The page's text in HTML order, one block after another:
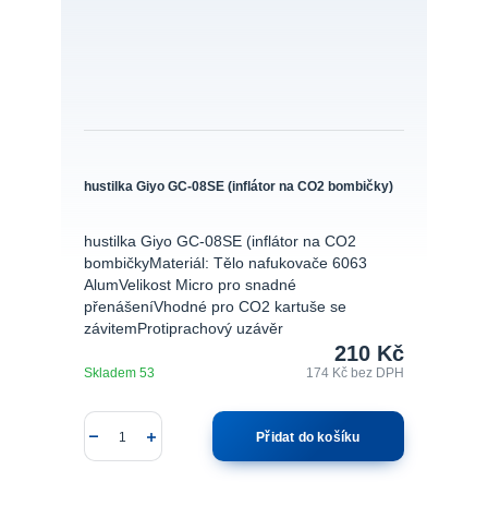
hustilka Giyo GC-08SE (inflátor na CO2 bombičky)
hustilka Giyo GC-08SE (inflátor na CO2
bombičkyMateriál: Tělo nafukovače 6063
AlumVelikost Micro pro snadné
přenášeníVhodné pro CO2 kartuše se
závitemProtiprachový uzávěr
210 Kč
174 Kč bez DPH
Skladem 53
Přidat do košíku